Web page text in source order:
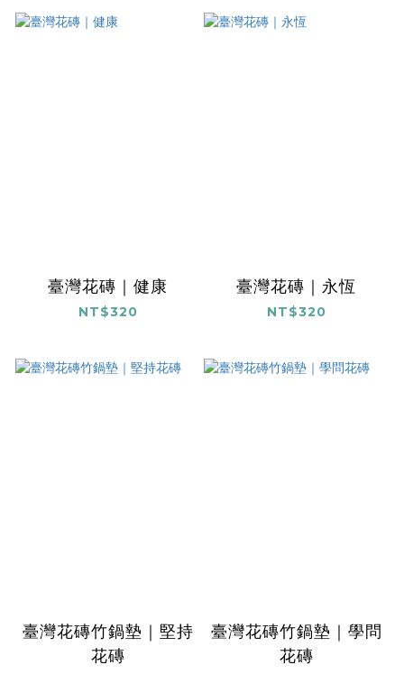
臺灣花磚｜健康
NT$320
臺灣花磚｜永恆
NT$320
臺灣花磚竹鍋墊｜堅持
花磚
臺灣花磚竹鍋墊｜學問
花磚